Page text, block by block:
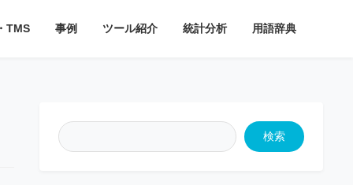
TMS 事例 ツール紹介 統計分析 用語辞典
検索